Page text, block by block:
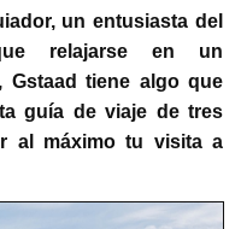
un entusiasta del
relajarse en un
Gstaad tiene algo que
guía de viaje de tres
al máximo tu visita a